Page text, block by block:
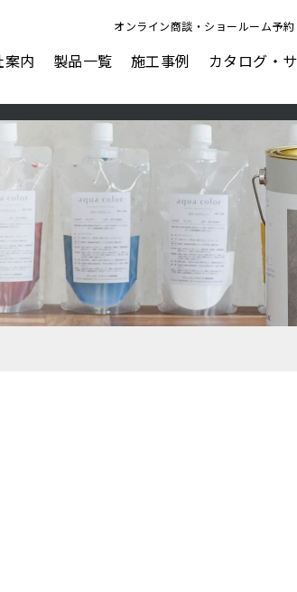
オンライン商談・ショールーム予約
案内
ョン
概要
きること
製品一覧
水性塗料
アクアカラー for floor
アクアカラー for wall
アクアカラー duo tone
ペイントクリート彩
カラーフィット
塗るテクスチャーMETAL
補修材
クラック
ディボッ
その他
施工事例 カタログ・